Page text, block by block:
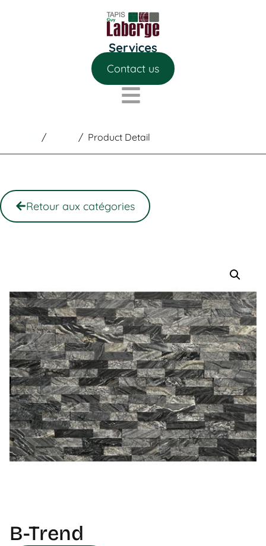
Contact us
/ / Product Detail
Retour aux catégories
B-Trend